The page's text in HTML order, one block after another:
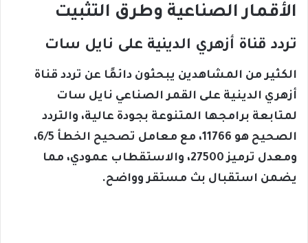
الأقمار الصناعية وطرق التثبيت
تردد قناة أزهري الدينية على نايل سات
الكثير من المشاهدين يبحثون دائمًا عن تردد قناة
أزهري الدينية على القمر الصناعي نايل سات
لمتابعة برامجها المتنوعة بجودة عالية، والتردد
الصحيح هو 11766، مع معامل تصحيح الخطأ 6/5،
ومعدل ترميز 27500، والاستقطاب عمودي، مما
يضمن استقبال بث مستقر وواضح.